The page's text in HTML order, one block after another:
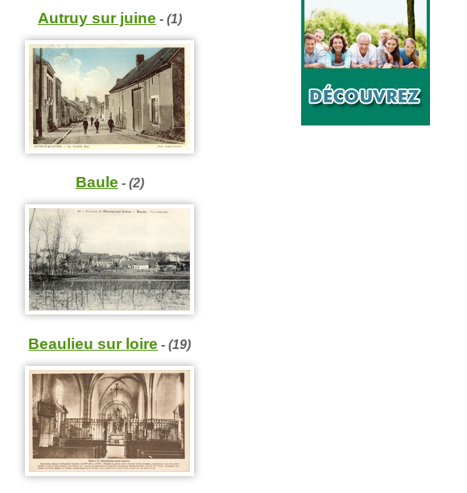
Autruy sur juine - (1)
Baule - (2)
Beaulieu sur loire - (19)